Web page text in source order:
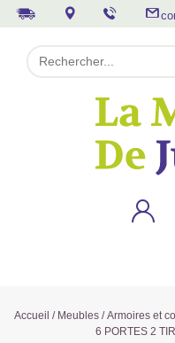
Accueil / Meubles /Armoires et
6 PORTES 2